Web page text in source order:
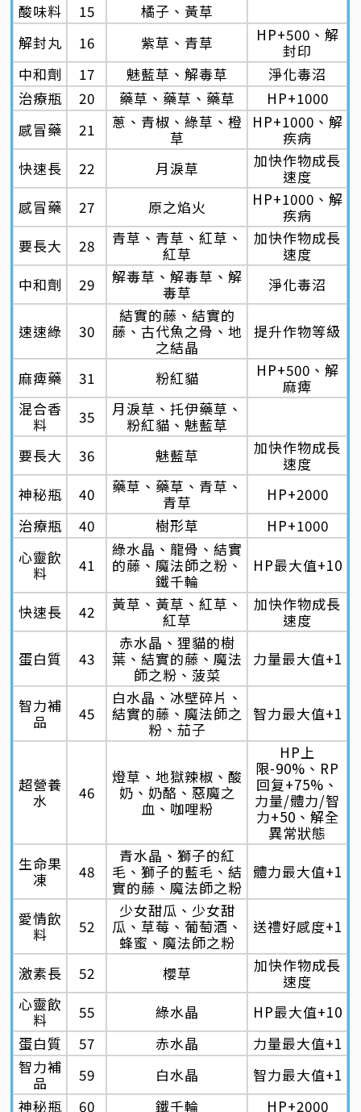
酸味料
15
橘子、黃草
解封丸
16 紫草、青草
HP+500、解
封印
中和劑
17 魅藍草、解毒草
淨化毒沼
治療瓶
20 藥草、藥草、藥草
HP+1000
感冒藥
21
蔥、青椒、綠草、橙
草
HP+1000、解
疾病
快速長
22 月淚草
加快作物成長
速度
感冒藥
27 原之焰火
HP+1000、解
疾病
要長大
28
青草、青草、紅草、
紅草
加快作物成長
速度
中和劑
29
解毒草、解毒草、解
毒草
淨化毒沼
速速綠 30
結實的藤、結實的
藤、古代魚之骨、地
之結晶
提升作物等級
麻痺藥 31 粉紅貓
HP+500、解
麻痺
混合香
料
35
月淚草、托伊藥草、
粉紅貓、魅藍草
要長大
36 魅藍草
加快作物成長
速度
神秘瓶
40
藥草、藥草、青草、
青草
HP+2000
治療瓶
40 樹形草
HP+1000
心靈飲
料
41
綠水晶、龍骨、結實
的藤、魔法師之粉、
鐵千輪
HP最大值+10
快速長 42
黃草、黃草、紅草、
紅草
加快作物成長
速度
蛋白質
43
赤水晶、狸貓的樹
葉、結實的藤、魔法
師之粉、菠菜
力量最大值+1
智力補
品
45
白水晶、冰壁碎片、
結實的藤、魔法師之
粉、茄子
智力最大值+1
超營養
水
46
燈草、地獄辣椒、酸
奶、奶酪、惡魔之
血、咖哩粉
HP上
限-90%、RP
回复+75%、
力量/體力/智
力+50、解全
異常狀態
生命果
凍
48
青水晶、獅子的紅
毛、獅子的藍毛、結
實的藤、魔法師之粉
體力最大值+1
愛情飲
料
52
少女甜瓜、少女甜
瓜、草莓、葡萄酒、
蜂蜜、魔法師之粉
送禮好感度+1
激素長 52 櫻草
加快作物成長
速度
心靈飲
料
55 綠水晶
HP最大值+10
蛋白質
57 赤水晶
力量最大值+1
智力補
品
59 白水晶
智力最大值+1
神秘瓶
60 鐵千輪 HP+2000